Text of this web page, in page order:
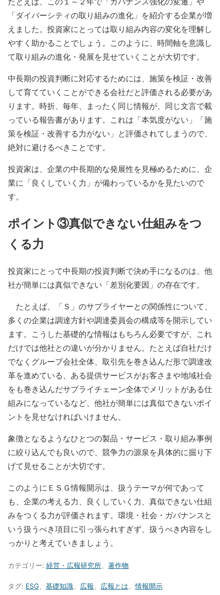
「ダイバーシティの取り組みの進化」を紹介する企業が増
えました。投資家にとっては取り組み内容の変化を理解し
やすく助かることでしょう。このように、時間軸を意識し
て取り組みの進化・発展を見せていくことが大切です。
中長期の投資判断に対応するためには、施策を検証・改善
して育てていくことができる会社だと評価される必要があ
ります。時折、毎年、まったく同じ情報が、同じ文言で載
っている報告書があります。これは「本気度がない」「施
策を検証・改善する力がない」と評価されてしまうので、
絶対に避けるべきことです。
投資家は、企業の中長期的な発展性を見極めるために、企
業に「良くしていく力」が備わっているかを見たいので
す。
ポイント③真似できない仕組みをつ
くる力
投資家にとって中長期の投資判断で決め手になるのは、他
社が簡単には真似できない「差別化要因」の存在です。
たとえば、「Ｓ」のサプライヤーとの関係性について、
多くの企業は調達方針や調達委員会の構成等を開示してい
ます。こうした基礎的な情報はもちろん必要ですが、これ
だけでは他社との違いが分かりません。たとえば自社だけ
でなくグループ会社全体、取引先を巻き込んだ形で調達改
革を進めている、ある提供サービスがお客さまや地域社会
をも巻き込んだサプライチェーン全体でメリットがある仕
組みになっているなど、他社が簡単には真似できないポイ
ントを見せなければいけません。
象徴となるようなひとつの製品・サービス・取り組み事例
に絞り込んでも良いので、競争力の源泉を具体的に掘り下
げて見せることが大切です。
このようにＥＳＧ情報開示は、扱うテーマが何であって
も、企業の考える力、良くしていく力、真似できない仕組
みをつくる力が評価されます。環境・社会・ガバナンスと
いう扱うべき項目に引っ張られすぎず、扱うべき内容をし
っかりと考えていきましょう。
カテゴリー: 経営・広報研究所 著作物
タグ: ESG 基礎知識 広報 広報とは 、情報開示